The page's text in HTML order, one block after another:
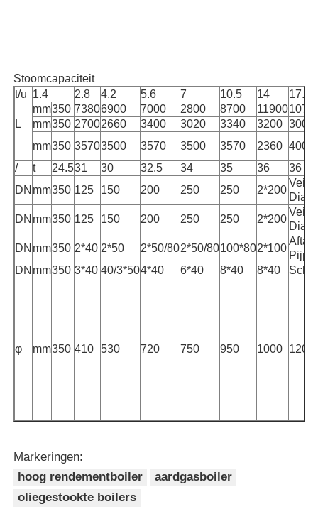
Stoomcapaciteit
t/u 1.4 2.8 4.2 5.6 7 10.5 14 17.5
L
mm350 73806900 7000 2800 8700 11900
mm350 27002660 3400 3020 3340 3200 3000
mm350 35703500 3570 3500 3570 2360 4000
/
t 24.531 30 32.5 34 35 36
36
DN mm350 125 150 200 250 250 2*200
DN mm350 125 150 200 250 250 2*200
DN mm350 2*40 2*50 2*50/802*50/80100*802*100
DN mm350 3*40 40/3*504*40 6*40 8*40 8*40
φ mm350 410 530 720 750 950 1000 1200
Markeringen:
hoog rendementboiler
aardgasboiler
oliegestookte boilers